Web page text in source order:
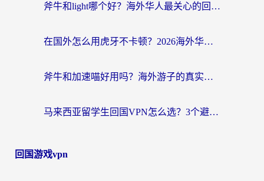
斧牛和light哪个好？海外华人最关心的回国加速器选择难题，一篇讲透
在国外怎么用虎牙不卡顿？2026海外华人亲测有效的回国加速器选择指南
斧牛和加速喵好用吗？海外游子的真实选择困境
马来西亚留学生回国VPN怎么选？3个避坑点+1款实测好用的加速器推荐
回国游戏vpn